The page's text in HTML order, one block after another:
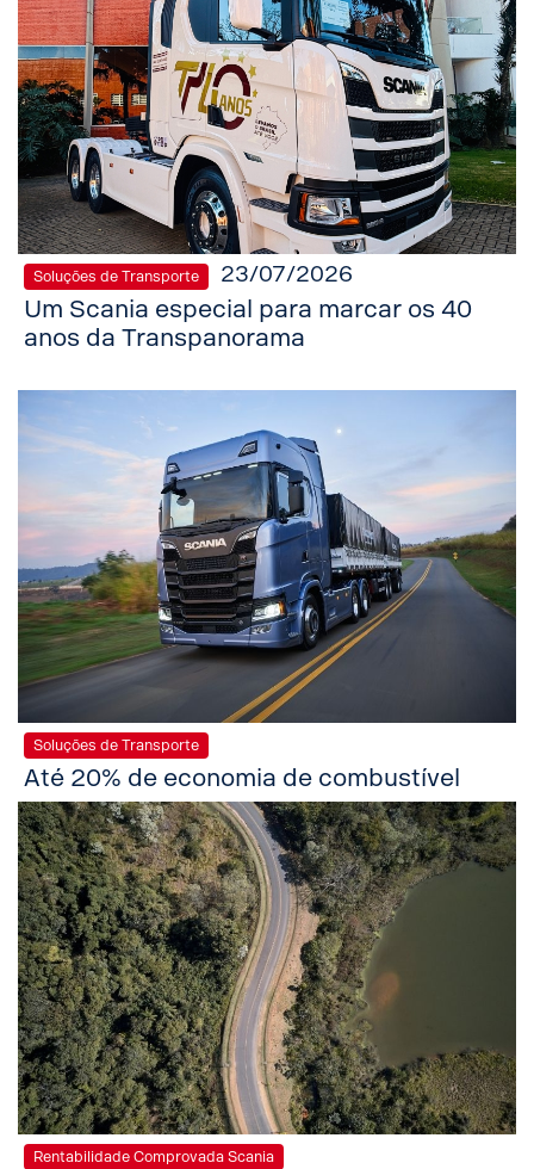
Soluções de Transporte 23/07/2026
Um Scania especial para marcar os 40
anos da Transpanorama
Soluções de Transporte
Até 20% de economia de combustível
Rentabilidade Comprovada Scania